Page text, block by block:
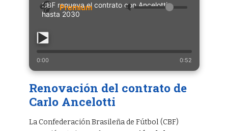
CBF renueva el contrato con Ancelotti
hasta 2030
🔈
0:00 0:52
Renovación del contrato de
Carlo Ancelotti
La Confederación Brasileña de Fútbol (CBF)